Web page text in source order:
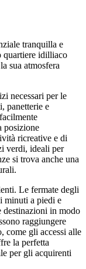
tranquilla e
quartiere idilliaco
sua atmosfera
necessari per le
panetterie e
posizione
ricreative e di
verdi, ideali per
si trova anche una
Le fermate degli
minuti a piedi e
destinazioni in modo
raggiungere
come gli accessi alle
la perfetta
per gli acquirenti